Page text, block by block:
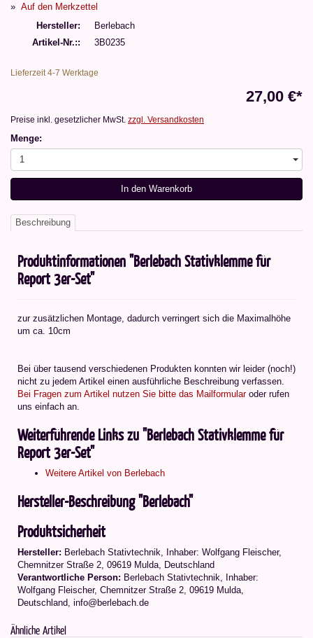
Auf den Merkzettel
Hersteller
Berlebach
Artikel-Nr.:
3B0235
Lieferzeit 4-7 Werktage
27,00 €*
Preise inkl. gesetzlicher MwSt. zzgl. Versandkosten
Menge:
1
In den Warenkorb
Beschreibung
Produktinformationen "Berlebach Stativklemme für
Report 3er-Set"
zur zusätzlichen Montage, dadurch verringert sich die Maximalhöhe
um ca. 10cm
Bei über tausend verschiedenen Produkten konnten wir leider (noch!)
nicht zu jedem Artikel einen ausführliche Beschreibung verfassen.
Bei Fragen zum Artikel nutzen Sie bitte das Mailformularoder rufen
uns einfach an.
Weiterführende Links zu "Berlebach Stativklemme für
Report 3er-Set"
Weitere Artikel von Berlebach
Hersteller-Beschreibung "Berlebach"
Produktsicherheit
Hersteller: Berlebach Stativtechnik, Inhaber: Wolfgang Fleischer,
Chemnitzer Straße 2, 09619 Mulda, Deutschland
Verantwortliche Person: Berlebach Stativtechnik, Inhaber:
Wolfgang Fleischer, Chemnitzer Straße 2, 09619 Mulda,
Deutschland, info@berlebach.de
Ähnliche Artikel